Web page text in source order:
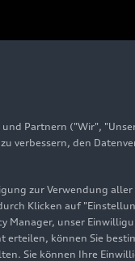
Partnern ("Wir",
verbessern, den
zur Verwendung aller
Klicken auf
Manager, unser
erteilen, können Sie
Sie können Ihre